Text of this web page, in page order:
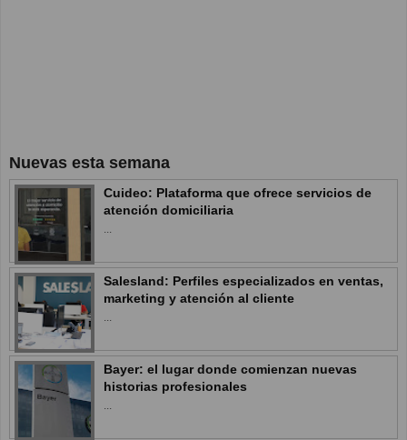
Nuevas esta semana
Cuideo: Plataforma que ofrece servicios de
atención domiciliaria
Salesland: Perfiles especializados en ventas,
marketing y atención al cliente
Bayer: el lugar donde comienzan nuevas
historias profesionales